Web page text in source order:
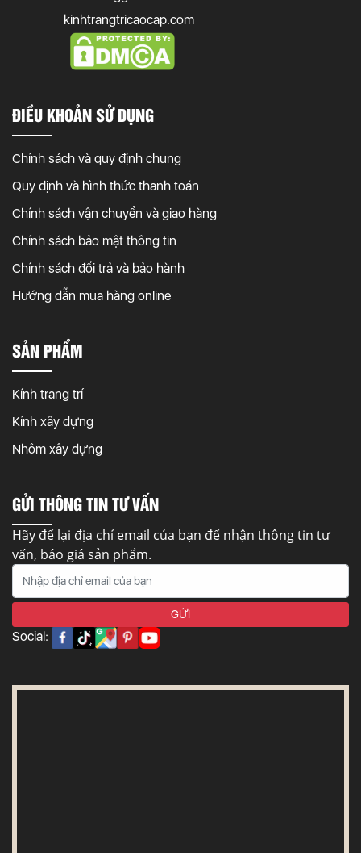
kinhtrangtricaocap.com
ĐIỀU KHOẢN SỬ DỤNG
Chính sách và quy định chung
Quy định và hình thức thanh toán
Chính sách vận chuyển và giao hàng
Chính sách bảo mật thông tin
Chính sách đổi trả và bảo hành
Hướng dẫn mua hàng online
SẢN PHẨM
Kính trang trí
Kính xây dựng
Nhôm xây dựng
GỬI THÔNG TIN TƯ VẤN
Hãy để lại địa chỉ email của bạn để nhận thông tin tư
vấn, báo giá sản phẩm.
Social: